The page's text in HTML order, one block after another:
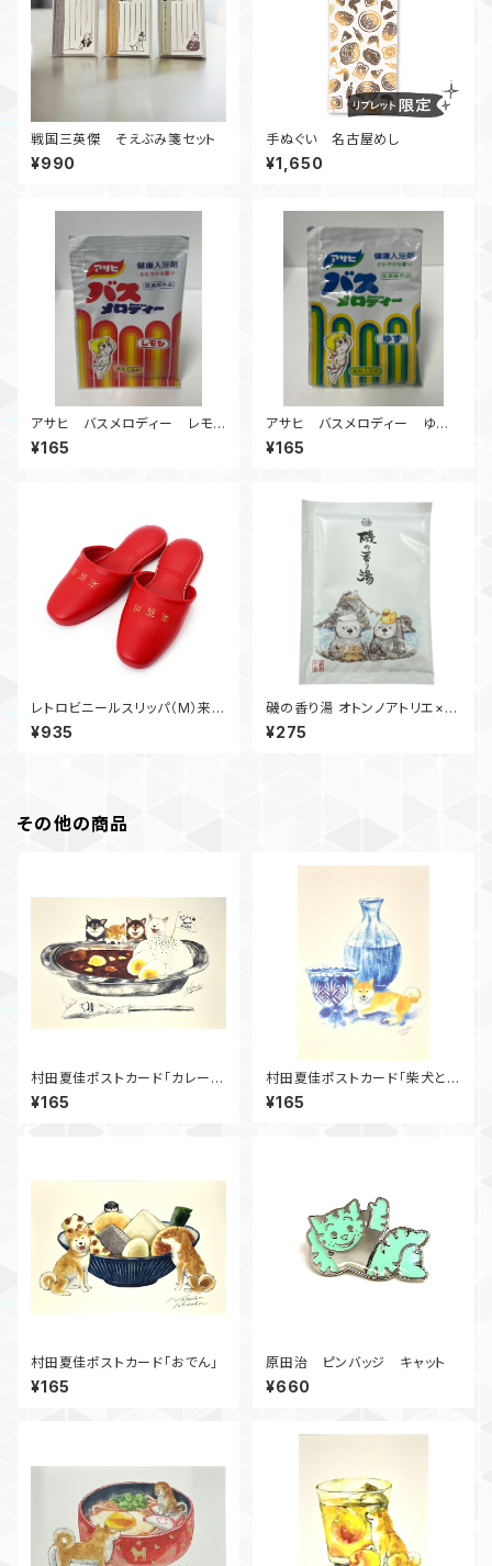
戦国三英傑 そえぶみ箋セット
¥990
手ぬぐい 名古屋めし
¥1,650
アサヒ バスメロディー レモ
ン 個包装 LIBRETTO限定
¥165
アサヒ バスメロディー ゆ
ず 個包装 LIBRETTO限定
¥165
レトロビニールスリッパ（M）来賓
用
¥935
磯の香り湯 オトンノアトリエ×メ
イドイントーカイ オリジナル入
浴料 御在所店限定
¥275
その他の商品
村田夏佳ポストカード「カレーラ
イス」
¥165
村田夏佳ポストカード「柴犬と冷
酒」
¥165
村田夏佳ポストカード「おでん」
¥165
原田治 ピンバッジ キャット
¥660